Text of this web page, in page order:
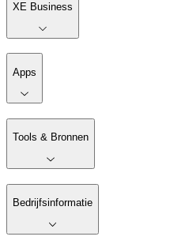
XE Business
Apps
Tools & Bronnen
Bedrijfsinformatie